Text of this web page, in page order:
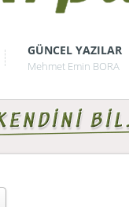
GÜNCEL YAZILAR
Mehmet Emin BORA